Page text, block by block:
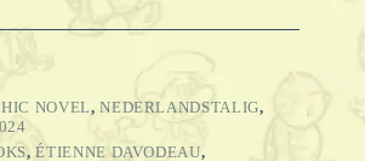
NOVEL,NEDERLANDSTALIG,
,ÉTIENNE DAVODEAU,